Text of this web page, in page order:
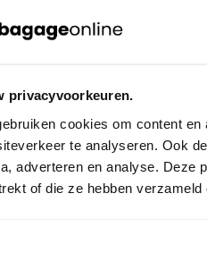
privacyvoorkeuren.
cookies om content
te analyseren. Ook
adverteren en analyse. Deze
of die ze hebben